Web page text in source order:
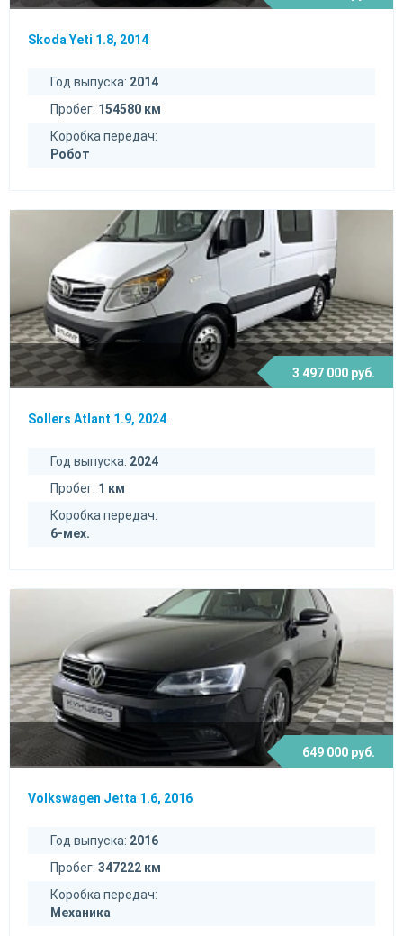
Skoda Yeti 1.8, 2014
Год выпуска: 2014
Пробег: 154580 км
Коробка передач:
Робот
3 497 000 руб.
Sollers Atlant 1.9, 2024
Год выпуска: 2024
Пробег: 1 км
Коробка передач:
6-мех.
649 000 руб.
Volkswagen Jetta 1.6, 2016
Год выпуска: 2016
Пробег: 347222 км
Коробка передач:
Механика